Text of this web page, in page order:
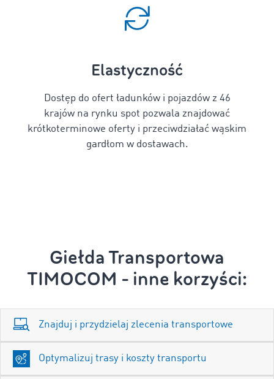
Elastyczność
Dostęp do ofert ładunków i pojazdów z 46
krajów na rynku spot pozwala znajdować
krótkoterminowe oferty i przeciwdziałać wąskim
gardłom w dostawach.
Giełda Transportowa
TIMOCOM - inne korzyści:
Znajduj i przydzielaj zlecenia transportowe
Optymalizuj trasy i koszty transportu